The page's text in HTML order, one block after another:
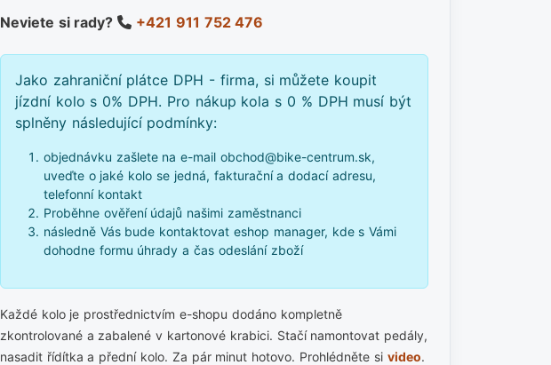
Neviete si rady? +421 911 752 476
Jako zahraniční plátce DPH - firma, si můžete koupit
jízdní kolo s 0% DPH. Pro nákup kola s 0 % DPH musí být
splněny následující podmínky:
objednávku zašlete na e-mail obchod@bike-centrum.sk,
uveďte o jaké kolo se jedná, fakturační a dodací adresu,
telefonní kontakt
Proběhne ověření údajů našimi zaměstnanci
následně Vás bude kontaktovat eshop manager, kde s Vámi
dohodne formu úhrady a čas odeslání zboží
Každé kolo je prostřednictvím e-shopu dodáno kompletně
zkontrolované a zabalené v kartonové krabici. Stačí namontovat pedály,
nasadit řídítka a přední kolo. Za pár minut hotovo. Prohlédněte si video.